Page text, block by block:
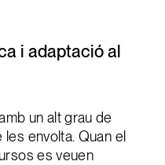
i adaptació al
un alt grau de
envolta. Quan el
es veuen